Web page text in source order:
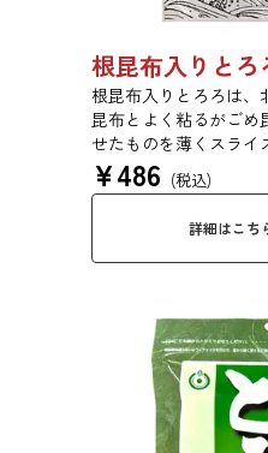
根昆布入りとろろは、
昆布とよく粘るがごめ
せたものを薄くスライ
来の風味を存分にご賞
¥486 (税込)
詳細はこち